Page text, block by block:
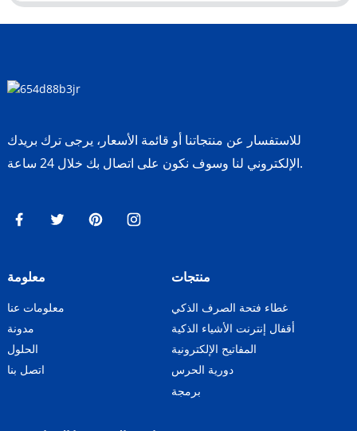
للاستفسار عن منتجاتنا أو قائمة الأسعار، يرجى ترك بريدك
الإلكتروني لنا وسوف نكون على اتصال بك خلال 24 ساعة.
معلومة
معلومات عنا
مدونة
الحلول
اتصل بنا
منتجات
غطاء فتحة الصرف الذكي
أقفال إنترنت الأشياء الذكية
المفاتيح الإلكترونية
دورية الحرس
برمجة